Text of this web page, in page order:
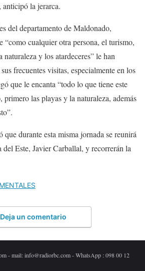
anticipó la jerarca.
del departamento de Maldonado,
“como cualquier otra persona, el turismo,
naturaleza y los atardeceres” le han
frecuentes visitas, especialmente en los
que le encanta “todo lo que tiene este
primero las playas y la naturaleza, además
que durante esta misma jornada se reunirá
del Este, Javier Carballal, y recorrerán la
Deja un comentario
- mail: info@radiorbc.com - WhatsApp : 098 00 12